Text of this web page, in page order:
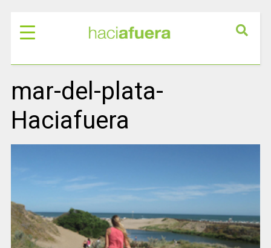
mar-del-plata-
Haciafuera